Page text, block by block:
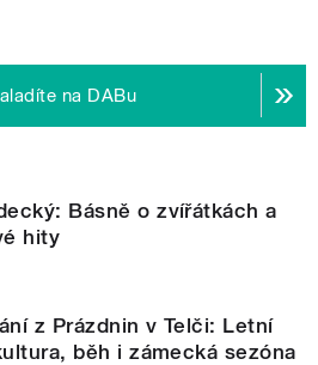
na DABu
Básně o zvířátkách a
hity
z Prázdnin v Telči: Letní
běh i zámecká sezóna